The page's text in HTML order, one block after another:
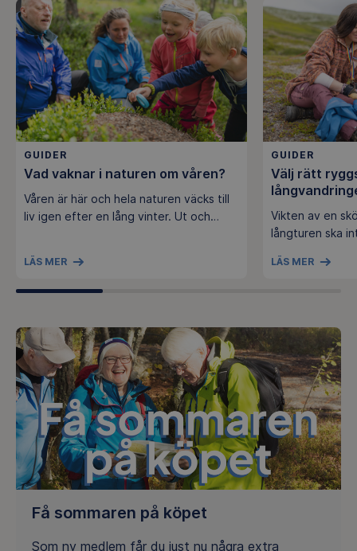
GUIDER
Vad vaknar i naturen om våren?
Våren är här och hela naturen väcks till
liv igen efter en lång vinter. Ut och
Skogsmulle i förskolan-pedagogen
Catharina ger ledtrådar på vad du kan
LÄS MER
GUIDER
Välj rätt
Vikten av en
långturen ska
annat än
LÄS MER
Få sommaren på köpet
Som ny medlem får du just nu några extra